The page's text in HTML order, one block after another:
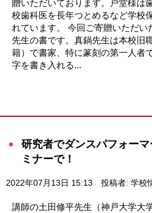
贈いただいております。戸堂様は
校歯科医を長年つとめるなど学校
れています。 今回ご寄贈いただい
先生の書です。真鍋先生は本校旧
籍）で書家、特に篆刻の第一人者
字を書き入れる...
研究者でダンスパフォー
ミナーで！
2022年07月13日 15:13 投稿者: 学校
講師の土田修平先生（神戸大学大